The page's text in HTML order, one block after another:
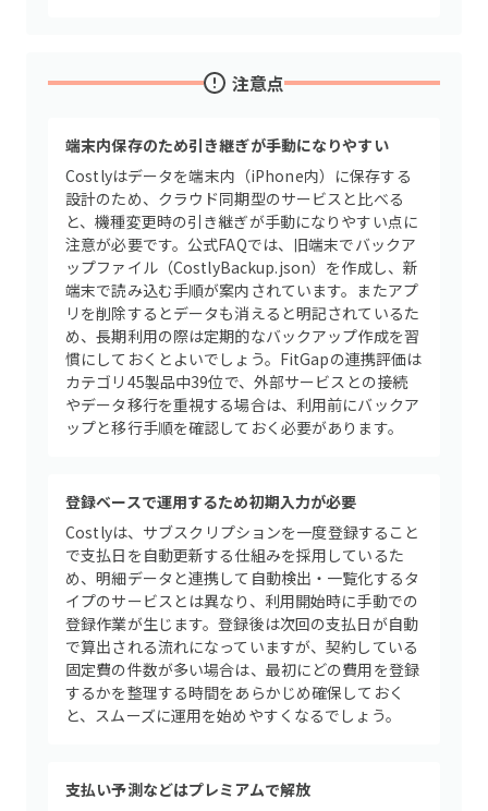
注意点
端末内保存のため引き継ぎが手動になりやすい
Costlyはデータを端末内（iPhone内）に保存する
設計のため、クラウド同期型のサービスと比べる
と、機種変更時の引き継ぎが手動になりやすい点に
注意が必要です。公式FAQでは、旧端末でバックア
ップファイル（CostlyBackup.json）を作成し、新
端末で読み込む手順が案内されています。またアプ
リを削除するとデータも消えると明記されているた
め、長期利用の際は定期的なバックアップ作成を習
慣にしておくとよいでしょう。FitGapの連携評価は
カテゴリ45製品中39位で、外部サービスとの接続
やデータ移行を重視する場合は、利用前にバックア
ップと移行手順を確認しておく必要があります。
登録ベースで運用するため初期入力が必要
Costlyは、サブスクリプションを一度登録すること
で支払日を自動更新する仕組みを採用しているた
め、明細データと連携して自動検出・一覧化するタ
イプのサービスとは異なり、利用開始時に手動での
登録作業が生じます。登録後は次回の支払日が自動
で算出される流れになっていますが、契約している
固定費の件数が多い場合は、最初にどの費用を登録
するかを整理する時間をあらかじめ確保しておく
と、スムーズに運用を始めやすくなるでしょう。
支払い予測などはプレミアムで解放